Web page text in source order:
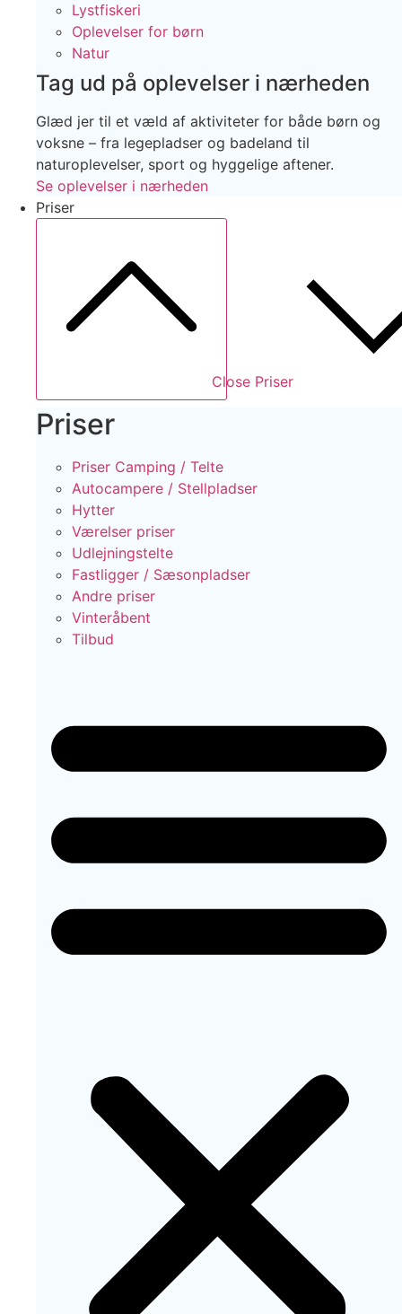
Lystfiskeri
Oplevelser for børn
Natur
Tag ud på oplevelser i nærheden
Glæd jer til et væld af aktiviteter for både børn og
voksne – fra legepladser og badeland til
naturoplevelser, sport og hyggelige aftener.
Se oplevelser i nærheden
Priser
Close Priser
Priser
Priser Camping / Telte
Autocampere / Stellpladser
Hytter
Værelser priser
Udlejningstelte
Fastligger / Sæsonpladser
Andre priser
Vinteråbent
Tilbud